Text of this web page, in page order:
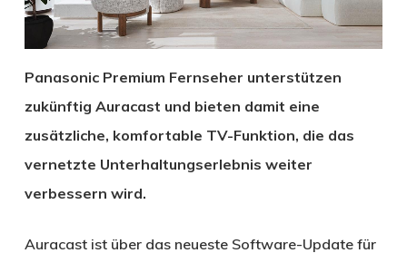
Panasonic Premium Fernseher unterstützen
zukünftig Auracast und bieten damit eine
zusätzliche, komfortable TV-Funktion, die das
vernetzte Unterhaltungserlebnis weiter
verbessern wird.
Auracast ist über das neueste Software-Update für